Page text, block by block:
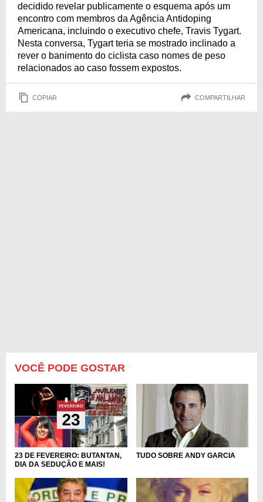
decidido revelar publicamente o esquema após um
encontro com membros da Agência Antidoping
Americana, incluindo o executivo chefe, Travis Tygart.
Nesta conversa, Tygart teria se mostrado inclinado a
rever o banimento do ciclista caso nomes de peso
relacionados ao caso fossem expostos.
COPIAR COMPARTILHAR
VOCÊ PODE GOSTAR
23 DE FEVEREIRO: BUTANTAN,
DIA DA SEDUÇÃO E MAIS!
TUDO SOBRE ANDY GARCIA